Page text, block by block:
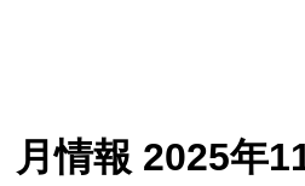
月情報 2025年